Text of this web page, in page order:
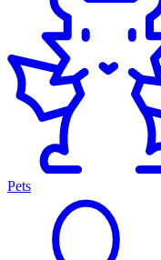
Pets